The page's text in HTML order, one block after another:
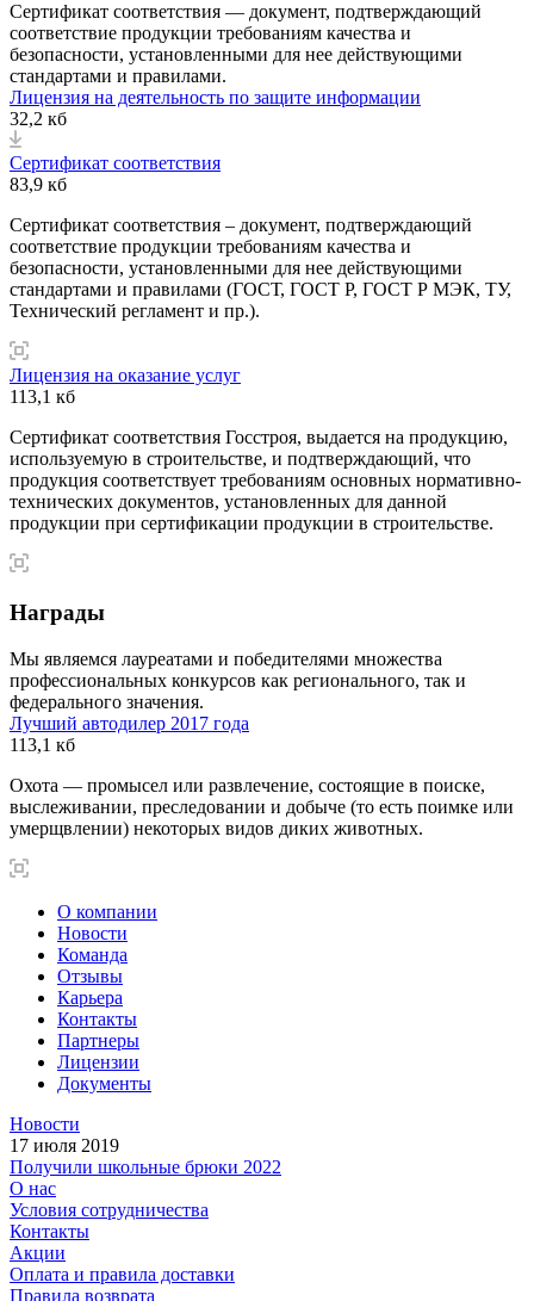
Сертификат соответствия — документ, подтверждающий
соответствие продукции требованиям качества и
безопасности, установленными для нее действующими
стандартами и правилами.
Лицензия на деятельность по защите информации
32,2 кб
Сертификат соответствия
83,9 кб
Сертификат соответствия – документ, подтверждающий
соответствие продукции требованиям качества и
безопасности, установленными для нее действующими
стандартами и правилами (ГОСТ, ГОСТ Р, ГОСТ Р МЭК, ТУ,
Технический регламент и пр.).
Лицензия на оказание услуг
113,1 кб
Сертификат соответствия Госстроя, выдается на продукцию,
используемую в строительстве, и подтверждающий, что
продукция соответствует требованиям основных нормативно-
технических документов, установленных для данной
продукции при сертификации продукции в строительстве.
Награды
Мы являемся лауреатами и победителями множества
профессиональных конкурсов как регионального, так и
федерального значения.
Лучший автодилер 2017 года
113,1 кб
Охота — промысел или развлечение, состоящие в поиске,
выслеживании, преследовании и добыче (то есть поимке или
умерщвлении) некоторых видов диких животных.
О компании
Новости
Команда
Отзывы
Карьера
Контакты
Партнеры
Лицензии
Документы
Новости
17 июля 2019
Получили школьные брюки 2022
О нас
Условия сотрудничества
Контакты
Акции
Оплата и правила доставки
Правила возврата